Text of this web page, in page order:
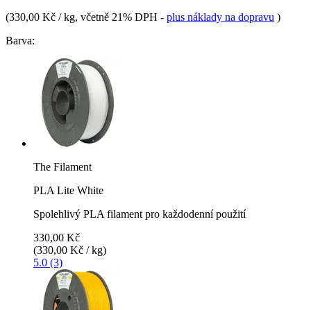
(330,00 Kč / kg, včetně 21% DPH - plus náklady na dopravu )
Barva:
The Filament
PLA Lite White
Spolehlivý PLA filament pro každodenní použití
330,00 Kč
(330,00 Kč / kg)
5.0 (3)